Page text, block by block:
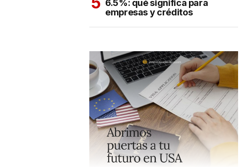
6.5%: qué significa para
empresas y créditos